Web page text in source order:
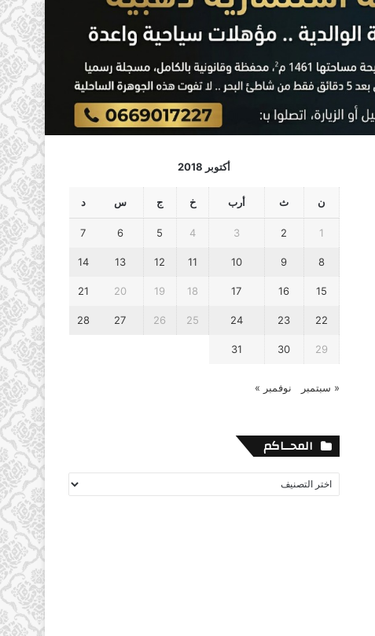
أكتوبر 2018
ن ث أرب خ ج س د
1
2
3
4
5
6
7
8
9
10
11
12
13
14
15
16
17
18
19
20
21
22
23
24
25
26
27
28
29
30
31
« سبتمبر نوفمبر »
المحــاكم
المحــاكم